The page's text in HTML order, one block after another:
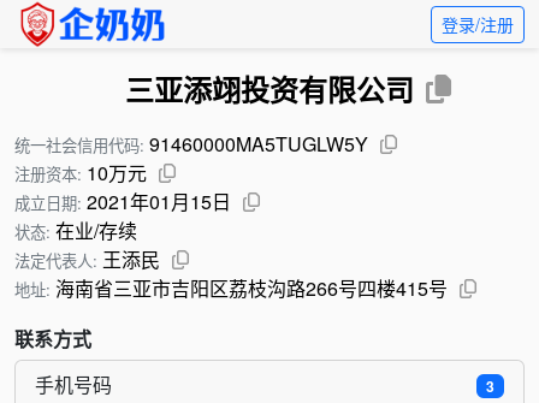
登录/注册
三亚添翊投资有限公司
统一社会信用代码: 91460000MA5TUGLW5Y
注册资本: 10万元
成立日期: 2021年01月15日
状态: 在业/存续
法定代表人: 王添民
地址: 海南省三亚市吉阳区荔枝沟路266号四楼415号
联系方式
3
手机号码